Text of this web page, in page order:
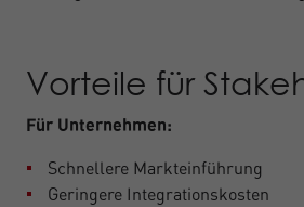
Vorteile für
Für Unternehmen:
Schnellere Markteinführung
Geringere Integrationskosten